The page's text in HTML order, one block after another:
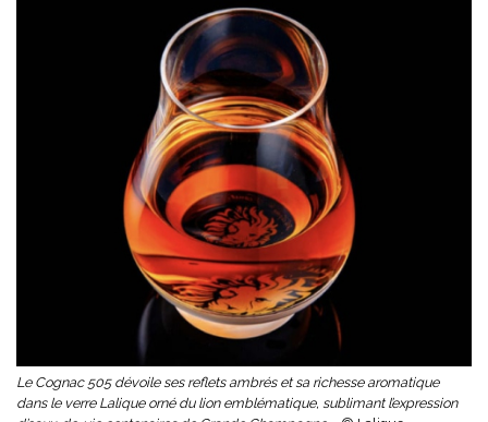
Le Cognac 505 dévoile ses reflets ambrés et sa richesse aromatique
dans le verre Lalique orné du lion emblématique, sublimant l’expression